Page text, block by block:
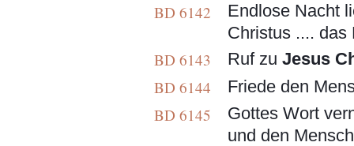
BD 6142
Endlose Nacht
Christus .... das
BD 6143
Ruf zu Jesus
BD 6144
Friede den
BD 6145
Gottes Wort
und den